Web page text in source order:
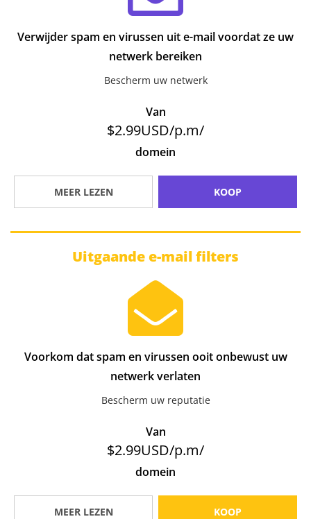
Verwijder spam en virussen uit e-mail voordat ze uw
netwerk bereiken
Bescherm uw netwerk
Van
$2.99USD/p.m/
domein
MEER LEZEN KOOP
Uitgaande e-mail filters
Voorkom dat spam en virussen ooit onbewust uw
netwerk verlaten
Bescherm uw reputatie
Van
$2.99USD/p.m/
domein
MEER LEZEN KOOP